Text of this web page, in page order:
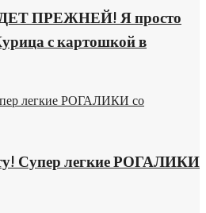
ПРЕЖНЕЙ! Я просто
с картошкой в
легкие РОГАЛИКИ со
Супер легкие РОГАЛИКИ